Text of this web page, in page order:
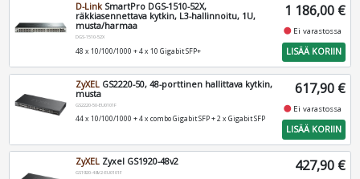
D-LinkSmartPro DGS-1510-52X,
räkkiasennettava kytkin, L3-hallinnoitu, 1U,
musta/harmaa
DGS-1510-52X
48 x 10/100/1000 + 4 x 10 Gigabit SFP+
1 186,00 €
fiber_manual_record Ei varastossa
LISÄÄ KORIIN
ZyXEL GS2220-50, 48-porttinen hallittava kytkin,
musta
GS2220-50-EU0101F
44 x 10/100/1000 + 4 x combo Gigabit SFP + 2 x Gigabit SFP
617,90 €
fiber_manual_record Ei varastossa
LISÄÄ KORIIN
ZyXEL Zyxel GS1920-48v2
GS1920-48V2-EU0101F 427,90 €